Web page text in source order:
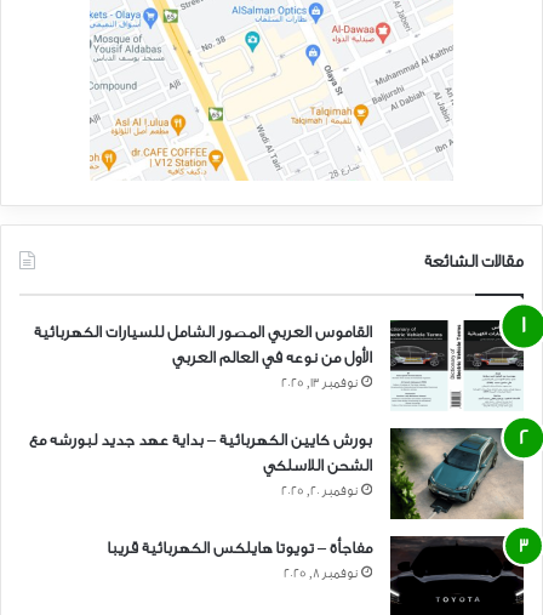
مقالات الشائعة
القاموس العربي المصور الشامل للسيارات الكهربائية
الأول من نوعه في العالم العربي
نوفمبر 13, 2025
بورش كايين الكهربائية – بداية عهد جديد لبورشه مع
الشحن اللاسلكي
نوفمبر 20, 2025
مفاجأة – تويوتا هايلكس الكهربائية قريبا
نوفمبر 8, 2025